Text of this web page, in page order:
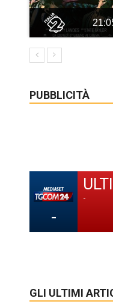
PUBBLICITÀ
-
-
GLI ULTIMI